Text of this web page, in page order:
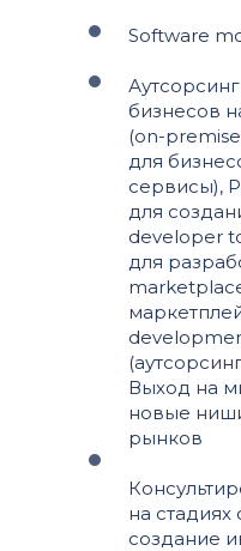
Software
бизнесов
(on-
для
сервисы),
для
developer
для
Выход на
новые
рынков
на
создание